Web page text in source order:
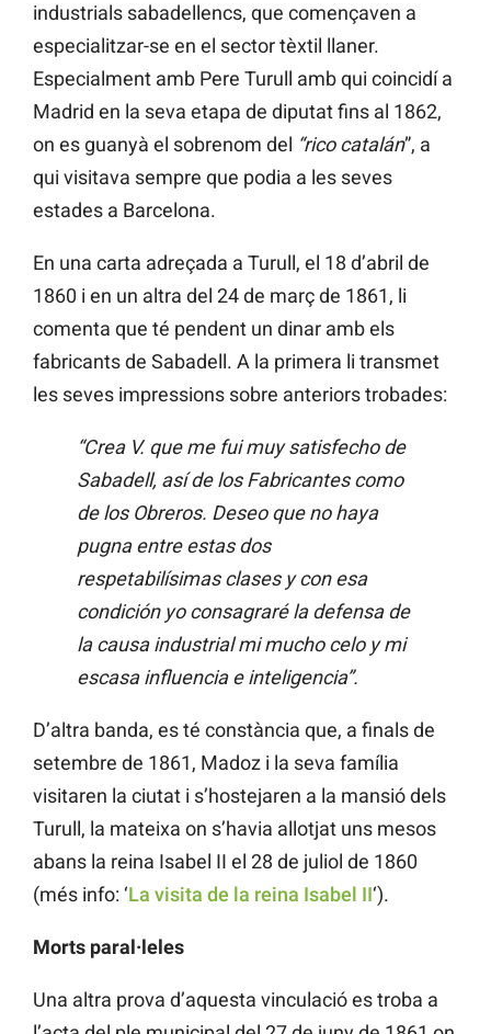
industrials sabadellencs, que començaven a
especialitzar-se en el sector tèxtil llaner.
Especialment amb Pere Turull amb qui coincidí a
Madrid en la seva etapa de diputat fins al 1862,
on es guanyà el sobrenom del “rico catalán”, a
qui visitava sempre que podia a les seves
estades a Barcelona.
En una carta adreçada a Turull, el 18 d’abril de
1860 i en un altra del 24 de març de 1861, li
comenta que té pendent un dinar amb els
fabricants de Sabadell. A la primera li transmet
les seves impressions sobre anteriors trobades:
“Crea V. que me fui muy satisfecho de
Sabadell, así de los Fabricantes como
de los Obreros. Deseo que no haya
pugna entre estas dos
respetabilísimas clases y con esa
condición yo consagraré la defensa de
la causa industrial mi mucho celo y mi
escasa influencia e inteligencia”.
D’altra banda, es té constància que, a finals de
setembre de 1861, Madoz i la seva família
visitaren la ciutat i s’hostejaren a la mansió dels
Turull, la mateixa on s’havia allotjat uns mesos
abans la reina Isabel II el 28 de juliol de 1860
(més info: ‘La visita de la reina Isabel II‘).
Morts paral·leles
Una altra prova d’aquesta vinculació es troba a